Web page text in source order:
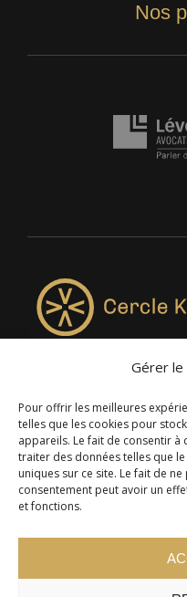
Gérer
Pour offrir les meilleures
telles que les cookies pour
appareils. Le fait de consentir
traiter des données telles que
uniques sur ce site. Le fait de
consentement peut avoir un
et fonctions.
Nos
4957, rue Lionel-Groulx,
Desmaures QC G3A 0M7